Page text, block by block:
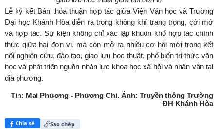
Lễ ký kết Bản thỏa thuận hợp tác giữa Viện Văn học và Trường
Đại học Khánh Hòa diễn ra trong không khí trang trọng, cởi mở
và hợp tác. Sự kiện không chỉ xác lập khuôn khổ hợp tác chính
thức giữa hai đơn vị, mà còn mở ra nhiều cơ hội mới trong kết
nối nghiên cứu, đào tạo, giao lưu học thuật, phổ biến tri thức văn
học và phát triển nguồn nhân lực khoa học xã hội và nhân văn tại
địa phương.
Tin: Mai Phương - Phương Chi. Ảnh: Truyền thông Trường
ĐH Khánh Hòa
Chia sẻ Sao chép